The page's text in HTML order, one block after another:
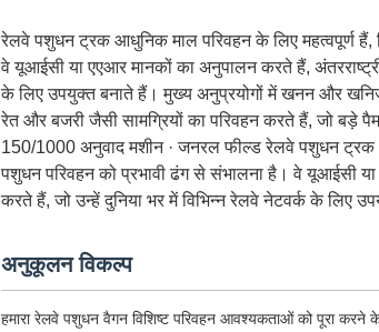
रेलवे पशुधन ट्रक आधुनिक माल परिवहन के लिए महत्वपूर्ण हैं,
वे यूआईसी या एएआर मानकों का अनुपालन करते हैं,
के लिए उपयुक्त बनाते हैं। मुख्य अनुप्रयोगों में खनन और
रेत और बजरी जैसी सामग्रियों का परिवहन करते हैं, जो बड़े
150/1000 अनुवाद मशीन · जनरल फील्ड रेलवे पशुधन ट्रक
पशुधन परिवहन को प्रभावी ढंग से संभालना है। वे यूआईसी
करते हैं, जो उन्हें दुनिया भर में विभिन्न रेलवे नेटवर्क के लिए
अनुकूलन विकल्प
हमारा रेलवे पशुधन वैगन विशिष्ट परिवहन आवश्यकताओं को पूरा